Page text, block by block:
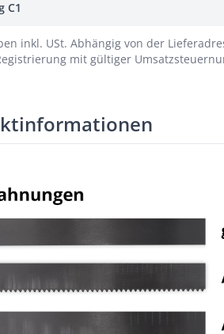
C1
inkl. USt. Abhängig von der
mit gültiger